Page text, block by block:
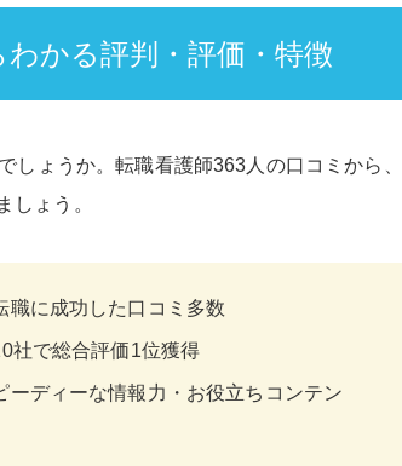
かる評判・評価・特徴
しょうか。転職看護師363人の口コミから、
しょう。
職に成功した口コミ多数
社で総合評価1位獲得
ディーな情報力・お役立ちコンテン